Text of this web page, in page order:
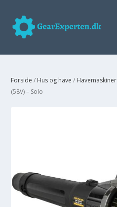
Forside / Hus og have / Havemaskiner
(58V) – Solo